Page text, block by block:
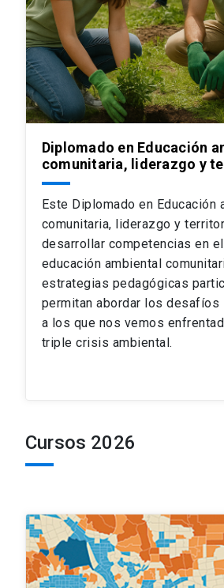
Diplomado en Educación
comunitaria, liderazgo y
Este Diplomado en Educación
comunitaria, liderazgo y
desarrollar competencias en
educación ambiental
estrategias pedagógicas
permitan abordar los desafíos
a los que nos vemos
triple crisis ambiental.
Cursos 2026